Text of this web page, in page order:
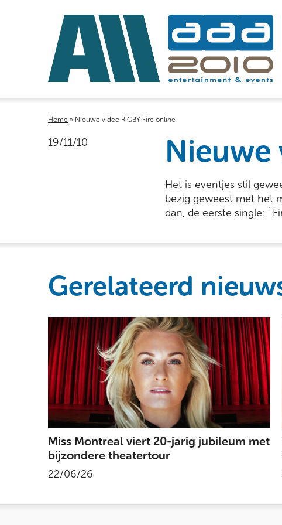
Home » Nieuwe video RIGBY Fire online
19/11/10 Nieuwe
Het is eventjes stil
bezig geweest met het
dan, de eerste single:
Gerelateerd
Miss Montreal viert 20-jarig jubileum met
bijzondere theatertour
22/06/26